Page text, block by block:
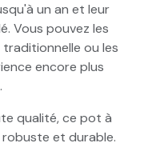
un an et leur
Vous pouvez les
ou les
encore plus
qualité, ce pot à
et durable.